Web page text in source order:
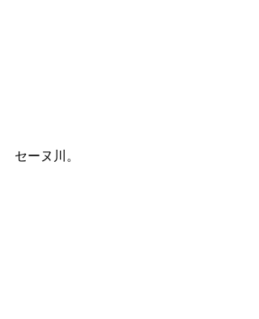
セーヌ川。